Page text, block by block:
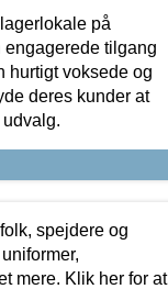
på
engagerede tilgang
hurtigt voksede og
deres kunder at
spejdere og
mere. Klik her for at